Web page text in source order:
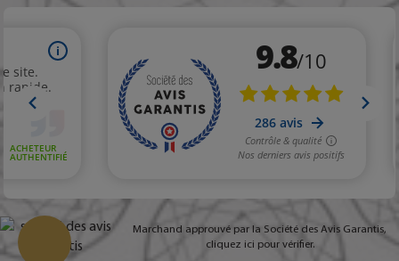
Marchand approuvé par la Société des Avis Garantis,
cliquez ici pour vérifier.